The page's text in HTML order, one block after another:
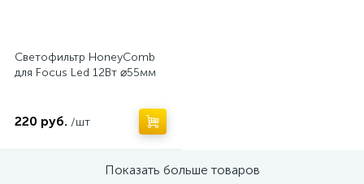
Светофильтр HoneyComb
для Focus Led 12Вт ⌀55мм
220 руб. /шт
Показать больше товаров